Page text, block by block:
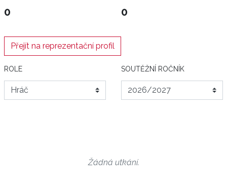
0 0
Přejít na reprezentační profil
ROLE SOUTĚŽNÍ ROČNÍK
Žádná utkání.